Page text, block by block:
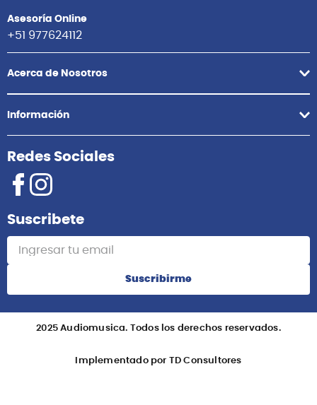
Asesoría Online
+51 977624112
Acerca de Nosotros
Información
Redes Sociales
Suscribete
Suscribirme
2025 Audiomusica. Todos los derechos reservados.
Implementado por TD Consultores